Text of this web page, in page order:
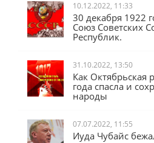
10.12.2022, 11:33
30 декабря 1922
Союз Советских
Республик.
31.10.2022, 13:50
Как Октябрьская
года спасла и
народы
07.07.2022, 11:55
Иуда Чубайс